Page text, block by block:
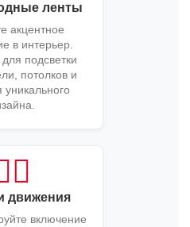
ленты
акцентное
в интерьер.
подсветки
потолков и
уникального
движения
включение